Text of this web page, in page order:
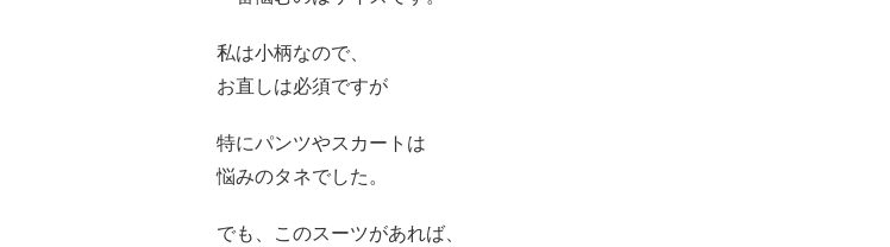
私は小柄なので、
お直しは必須ですが
特にパンツやスカートは
悩みのタネでした。
でも、このスーツがあれば、